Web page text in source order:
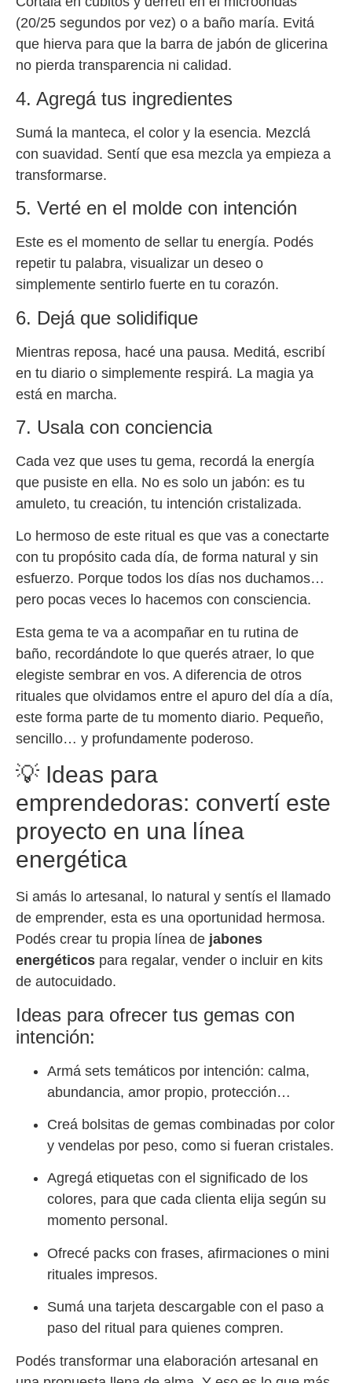
(20/25 segundos por vez) o a baño maría. Evitá
que hierva para que la barra de jabón de glicerina
no pierda transparencia ni calidad.
4. Agregá tus ingredientes
Sumá la manteca, el color y la esencia. Mezclá
con suavidad. Sentí que esa mezcla ya empieza a
transformarse.
5. Verté en el molde con intención
Este es el momento de sellar tu energía. Podés
repetir tu palabra, visualizar un deseo o
simplemente sentirlo fuerte en tu corazón.
6. Dejá que solidifique
Mientras reposa, hacé una pausa. Meditá, escribí
en tu diario o simplemente respirá. La magia ya
está en marcha.
7. Usala con conciencia
Cada vez que uses tu gema, recordá la energía
que pusiste en ella. No es solo un jabón: es tu
amuleto, tu creación, tu intención cristalizada.
Lo hermoso de este ritual es que vas a conectarte
con tu propósito cada día, de forma natural y sin
esfuerzo. Porque todos los días nos duchamos…
pero pocas veces lo hacemos con consciencia.
Esta gema te va a acompañar en tu rutina de
baño, recordándote lo que querés atraer, lo que
elegiste sembrar en vos. A diferencia de otros
rituales que olvidamos entre el apuro del día a día,
este forma parte de tu momento diario. Pequeño,
sencillo… y profundamente poderoso.
💡 Ideas para
emprendedoras: convertí este
proyecto en una línea
energética
Si amás lo artesanal, lo natural y sentís el llamado
de emprender, esta es una oportunidad hermosa.
Podés crear tu propia línea de jabones
energéticos para regalar, vender o incluir en kits
de autocuidado.
Ideas para ofrecer tus gemas con
intención:
Armá sets temáticos por intención: calma,
abundancia, amor propio, protección…
Creá bolsitas de gemas combinadas por color
y vendelas por peso, como si fueran cristales.
Agregá etiquetas con el significado de los
colores, para que cada clienta elija según su
momento personal.
Ofrecé packs con frases, afirmaciones o mini
rituales impresos.
Sumá una tarjeta descargable con el paso a
paso del ritual para quienes compren.
Podés transformar una elaboración artesanal en